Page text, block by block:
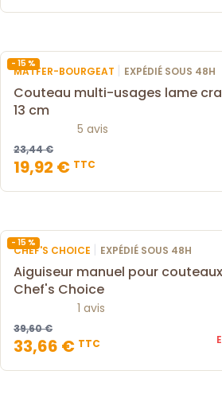
- 15 %
MATFER-BOURGEAT | EXPÉDIÉ SOUS 48H
Couteau multi-usages lame
13 cm
5 avis
23,44 €
19,92 € TTC
- 15 %
CHEF'S CHOICE | EXPÉDIÉ SOUS 48H
Aiguiseur manuel pour
Chef's Choice
1 avis
39,60 €
33,66 € TTC